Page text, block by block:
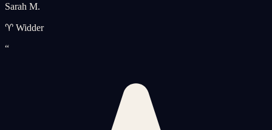
Sarah M.
♈ Widder
“